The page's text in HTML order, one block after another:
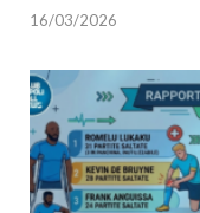
16/03/2026